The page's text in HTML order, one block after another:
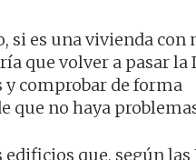
si es una vivienda con
que volver a pasar la
y comprobar de forma
que no haya
que, según las